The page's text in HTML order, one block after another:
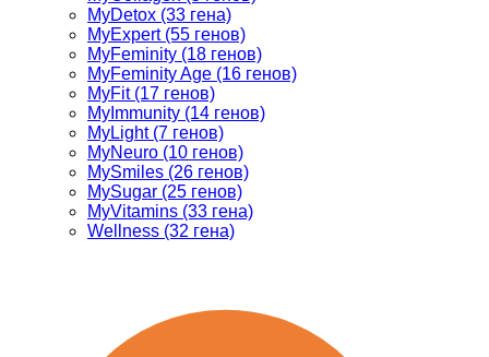
MyDetox (33 гена)
MyExpert (55 генов)
MyFeminity (18 генов)
MyFeminity Age (16 генов)
MyFit (17 генов)
MyImmunity (14 генов)
MyLight (7 генов)
MyNeuro (10 генов)
MySmiles (26 генов)
MySugar (25 генов)
MyVitamins (33 гена)
Wellness (32 гена)